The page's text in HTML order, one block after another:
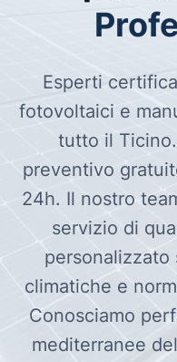
Esperti
fotovoltaici e
tutto il
preventivo
24h. Il nostro
servizio di
climatiche e
Conosciamo
mediterranee